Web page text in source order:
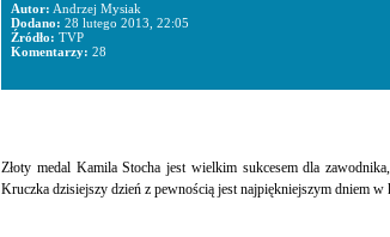
Złoty medal Kamila Stocha jest wielkim sukcesem dla
Kruczka dzisiejszy dzień z pewnością jest najpiękniejszym dniem w
Autor: Andrzej Mysiak
Dodano: 28 lutego 2013, 22:05
Źródło: TVP
Komentarzy: 28